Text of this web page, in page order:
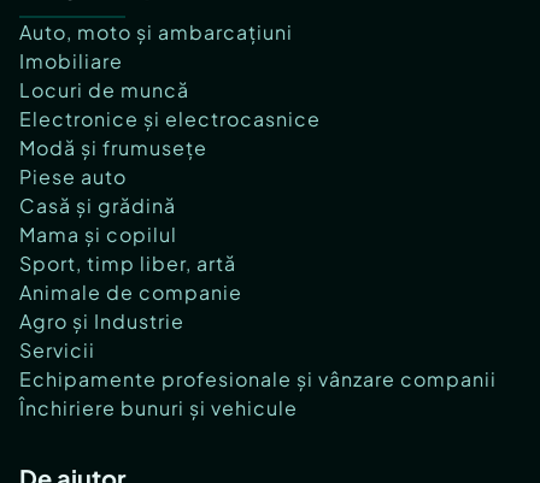
Auto, moto și ambarcațiuni
Imobiliare
Locuri de muncă
Electronice și electrocasnice
Modă și frumusețe
Piese auto
Casă și grădină
Mama și copilul
Sport, timp liber, artă
Animale de companie
Agro și Industrie
Servicii
Echipamente profesionale și vânzare companii
Închiriere bunuri și vehicule